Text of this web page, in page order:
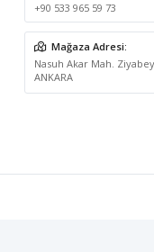
+90 533 965 59 73
Mağaza Adresi:
Nasuh Akar Mah.
ANKARA